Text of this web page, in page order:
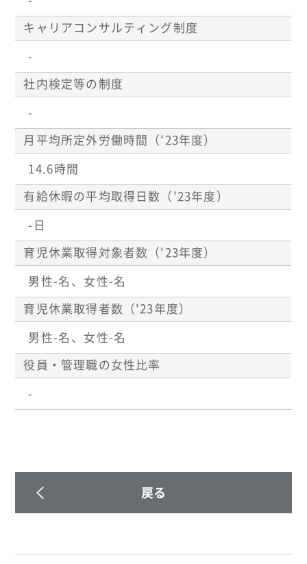
キャリアコンサルティング制度
-
社内検定等の制度
-
月平均所定外労働時間（'23年度）
14.6時間
有給休暇の平均取得日数（'23年度）
-日
育児休業取得対象者数（'23年度）
男性-名、女性-名
育児休業取得者数（'23年度）
男性-名、女性-名
役員・管理職の女性比率
-
戻る